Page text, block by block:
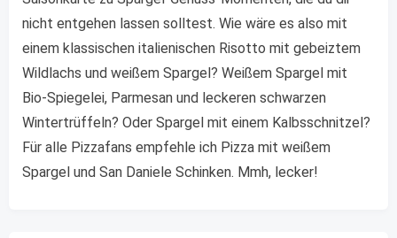
nicht entgehen lassen solltest. Wie wäre es also mit
einem klassischen italienischen Risotto mit gebeiztem
Wildlachs und weißem Spargel? Weißem Spargel mit
Bio-Spiegelei, Parmesan und leckeren schwarzen
Wintertrüffeln? Oder Spargel mit einem Kalbsschnitzel?
Für alle Pizzafans empfehle ich Pizza mit weißem
Spargel und San Daniele Schinken. Mmh, lecker!